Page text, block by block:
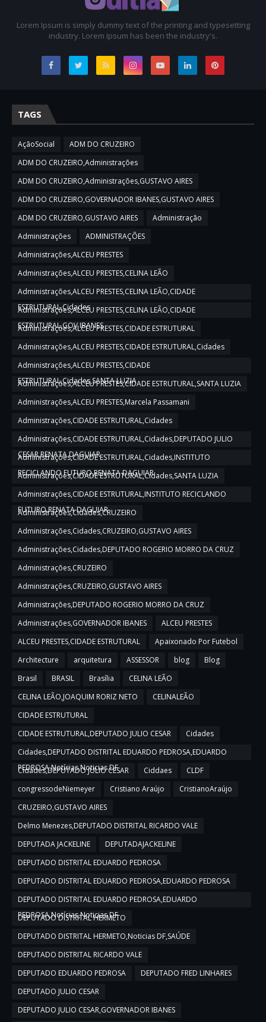
Lorem Ipsum is simply dummy text of the printing and typesetting
industry. Lorem Ipsum has been the industry's.
TAGS
AçãoSocial
ADM DO CRUZEIRO
ADM DO CRUZEIRO,Administrações
ADM DO CRUZEIRO,Administrações,GUSTAVO AIRES
ADM DO CRUZEIRO,GOVERNADOR IBANES,GUSTAVO AIRES
ADM DO CRUZEIRO,GUSTAVO AIRES
Administração
Administrações
ADMINISTRAÇÕES
Administrações,ALCEU PRESTES
Administrações,ALCEU PRESTES,CELINA LEÃO
Administrações,ALCEU PRESTES,CELINA LEÃO,CIDADE
ESTRUTURAL,Cidades
Administrações,ALCEU PRESTES,CELINA LEÃO,CIDADE
ESTRUTURAL,GOV IBANES
Administrações,ALCEU PRESTES,CIDADE ESTRUTURAL
Administrações,ALCEU PRESTES,CIDADE ESTRUTURAL,Cidades
Administrações,ALCEU PRESTES,CIDADE
ESTRUTURAL,Cidades,SANTA LUZIA
Administrações,ALCEU PRESTES,CIDADE ESTRUTURAL,SANTA LUZIA
Administrações,ALCEU PRESTES,Marcela Passamani
Administrações,CIDADE ESTRUTURAL,Cidades
Administrações,CIDADE ESTRUTURAL,Cidades,DEPUTADO JULIO
CESAR,RENATA DAGUIAR
Administrações,CIDADE ESTRUTURAL,Cidades,INSTITUTO
RECICLANDO FUTURO,RENATA DAGUIAR
Administrações,CIDADE ESTRUTURAL,Cidades,SANTA LUZIA
Administrações,CIDADE ESTRUTURAL,INSTITUTO RECICLANDO
FUTURO,RENATA DAGUIAR
Administrações,Cidades,CRUZEIRO
Administrações,Cidades,CRUZEIRO,GUSTAVO AIRES
Administrações,Cidades,DEPUTADO ROGERIO MORRO DA CRUZ
Administrações,CRUZEIRO
Administrações,CRUZEIRO,GUSTAVO AIRES
Administrações,DEPUTADO ROGERIO MORRO DA CRUZ
Administrações,GOVERNADOR IBANES
ALCEU PRESTES
ALCEU PRESTES,CIDADE ESTRUTURAL
Apaixonado Por Futebol
Architecture
arquitetura ASSESSOR blog
Blog
Brasil
BRASIL Brasília
CELINA LEÃO
CELINA LEÃO,JOAQUIM RORIZ NETO
CELINALEÃO
CIDADE ESTRUTURAL
CIDADE ESTRUTURAL,DEPUTADO JULIO CESAR
Cidades
Cidades,DEPUTADO DISTRITAL EDUARDO PEDROSA,EDUARDO
PEDROSA,Notícias,Noticias DF
Cidades,DEPUTADO JULIO CESAR Ciddaes
CLDF
congressodeNiemeyer
Cristiano Araújo
CristianoAraújo
CRUZEIRO,GUSTAVO AIRES
Delmo Menezes,DEPUTADO DISTRITAL RICARDO VALE
DEPUTADA JACKELINE
DEPUTADAJACKELINE
DEPUTADO DISTRITAL EDUARDO PEDROSA
DEPUTADO DISTRITAL EDUARDO PEDROSA,EDUARDO PEDROSA
DEPUTADO DISTRITAL EDUARDO PEDROSA,EDUARDO
PEDROSA,Notícias,Noticias DF
DEPUTADO DISTRITAL HERMETO
DEPUTADO DISTRITAL HERMETO,Noticias DF,SAÚDE
DEPUTADO DISTRITAL RICARDO VALE
DEPUTADO EDUARDO PEDROSA
DEPUTADO FRED LINHARES
DEPUTADO JULIO CESAR
DEPUTADO JULIO CESAR,GOVERNADOR IBANES